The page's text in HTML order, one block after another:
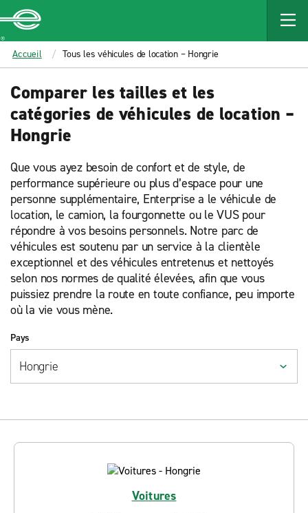
MAIN
CONTENT
Enterprise
Accueil Tous les véhicules de location – Hongrie
Comparer les tailles et les
catégories de véhicules de location –
Hongrie
Que vous ayez besoin de confort et de style, de
performance supérieure ou plus d’espace pour une
personne supplémentaire, Enterprise a le véhicule de
location, le camion, la fourgonnette ou le VUS pour
répondre à vos besoins personnels. Notre parc de
véhicules est soutenu par un service à la clientèle
exceptionnel et des véhicules entretenus et nettoyés
selon nos normes de qualité élevées, afin que vous
puissiez prendre la route en toute confiance, peu importe
où la vie vous mène.
Pays
Voitures